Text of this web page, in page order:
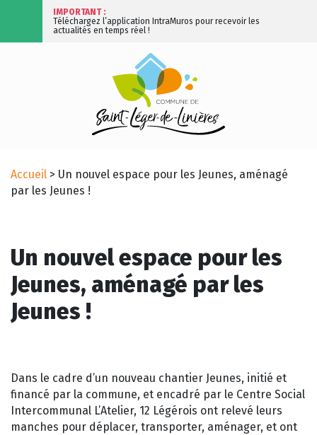
IMPORTANT :
Téléchargez l’application IntraMuros pour recevoir les
actualités en temps réel !
Accueil > Un nouvel espace pour les Jeunes, aménagé
par les Jeunes !
Un nouvel espace pour les
Jeunes, aménagé par les
Jeunes !
Dans le cadre d’un nouveau chantier Jeunes, initié et
financé par la commune, et encadré par le Centre Social
Intercommunal L’Atelier, 12 Légérois ont relevé leurs
manches pour déplacer, transporter, aménager, et ont